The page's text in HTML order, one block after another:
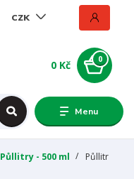
Menu
CZK
0
0 Kč
Půllitry - 500 ml
Půllitr